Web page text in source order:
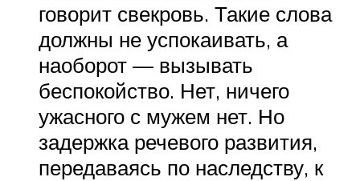
говорит свекровь. Такие слова
должны не успокаивать, а
наоборот — вызывать
беспокойство. Нет, ничего
ужасного с мужем нет. Но
задержка речевого развития,
передаваясь по наследству, к